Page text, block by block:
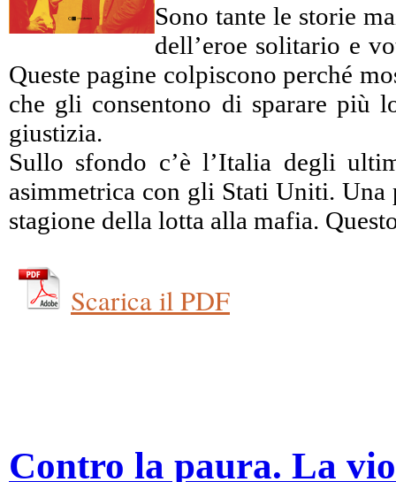
Sono tante le storie
dell’eroe solitario e
Queste pagine colpiscono perché
che gli consentono di sparare più
giustizia.
Sullo sfondo c’è l’Italia degli
asimmetrica con gli Stati Uniti. Una
stagione della lotta alla mafia.
Scarica il PDF
Contro la paura. La